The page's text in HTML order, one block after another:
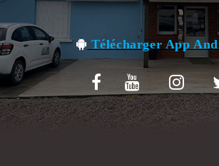
VOS AVIS
MENTIONS LÉGALES
C.G.V
Télécharger App